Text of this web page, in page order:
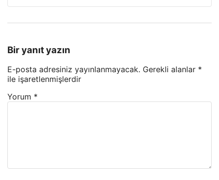
Bir yanıt yazın
E-posta adresiniz yayınlanmayacak. Gerekli alanlar *
ile işaretlenmişlerdir
Yorum *